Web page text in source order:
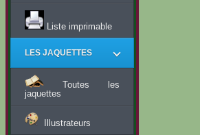
Liste imprimable
LES JAQUETTES
Toutes les
jaquettes
Illustrateurs